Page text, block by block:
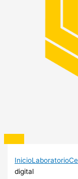
InicioLaboratorio
digital